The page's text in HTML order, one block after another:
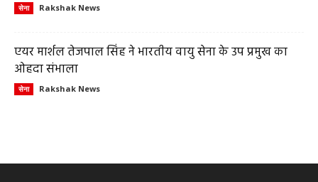
सेना Rakshak News
एयर मार्शल तेजपाल सिंह ने भारतीय वायु सेना के उप प्रमुख का
ओहदा संभाला
सेना Rakshak News